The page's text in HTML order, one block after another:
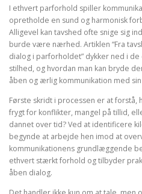
I ethvert parforhold spiller
opretholde en sund og harmonisk
Alligevel kan tavshed ofte snige sig
burde være nærhed. Artiklen “Fra
dialog i parforholdet” dykker ned i
stilhed, og hvordan man kan bryde
åben og ærlig kommunikation med
Første skridt i processen er at forstå,
frygt for konflikter, mangel på tillid,
dannet over tid? Ved at identificere
begynde at arbejde hen imod at
kommunikationens grundlæggende
ethvert stærkt forhold og tilbyder
åben dialog.